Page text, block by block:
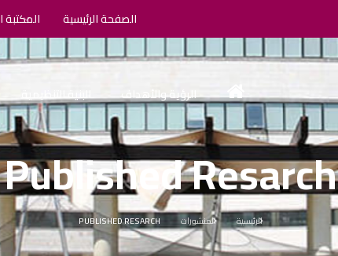
الصفحة الرئيسية المكتبة
الرؤية والأهداف البنية التنظيمية
Published Resarch
الرئيسية المنشورات PUBLISHED RESARCH